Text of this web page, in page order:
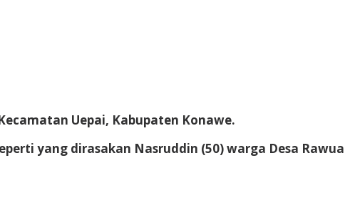
Uepai, Kabupaten Konawe.
yang dirasakan Nasruddin (50) warga Desa Rawua